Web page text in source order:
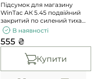
Підсумок для магазину
WinTac АК 5.45 подвійний
закритий по силений тиха
кліпса мультикам
В наявності
555 ₴
Купити